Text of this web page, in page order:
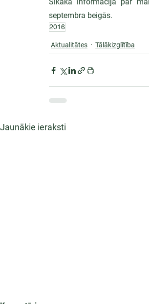
septembra beigās.
2016
Aktualitātes Tālākizglītība
Jaunākie ieraksti